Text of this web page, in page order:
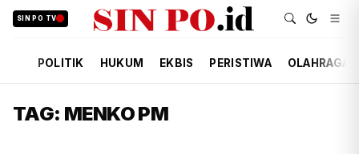
SIN PO TV
POLITIK HUKUM EKBIS PERISTIWA OLAHRAGA
TAG: MENKO PM